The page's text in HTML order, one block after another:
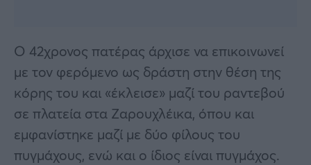
Ο 42χρονος πατέρας άρχισε να επικοινωνεί
με τον φερόμενο ως δράστη στην θέση της
κόρης του και «έκλεισε» μαζί του ραντεβού
σε πλατεία στα Ζαρουχλέικα, όπου και
εμφανίστηκε μαζί με δύο φίλους του
πυγμάχους, ενώ και ο ίδιος είναι πυγμάχος.